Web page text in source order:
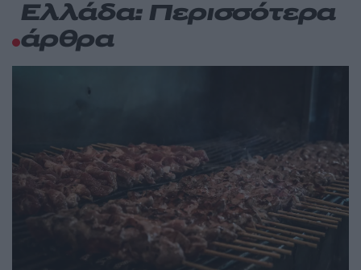
Ελλάδα: Περισσότερα
άρθρα